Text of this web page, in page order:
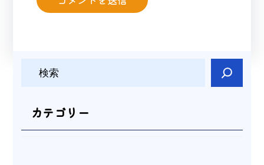
カテゴリー